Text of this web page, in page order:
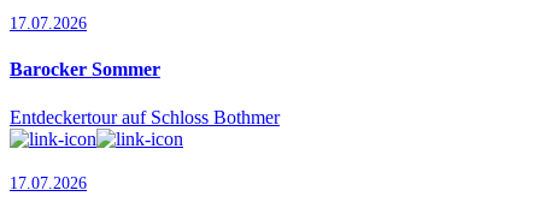
17.07.2026
Barocker Sommer
Entdeckertour auf Schloss Bothmer
17.07.2026